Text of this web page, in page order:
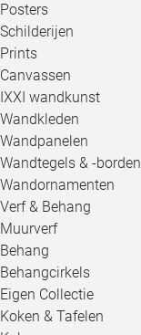
Posters
Schilderijen
Prints
Canvassen
IXXI wandkunst
Wandkleden
Wandpanelen
Wandtegels & -borden
Wandornamenten
Verf & Behang
Muurverf
Behang
Behangcirkels
Eigen Collectie
Koken & Tafelen